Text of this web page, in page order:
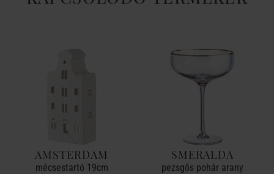
AMSTERDAM
mécsestartó 19cm
SMERALDA
pezsgős pohár arany